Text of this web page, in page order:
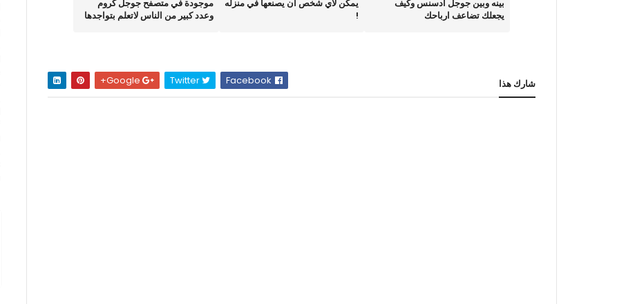
بينه وبين جوجل ادسنس وكيف
يجعلك تضاعف ارباحك
يمكن لأي شخص أن يصنعها في منزله
!
موجودة في متصفح جوجل كروم
وعدد كبير من الناس لاتعلم بتواجدها
شارك هذا Twitter